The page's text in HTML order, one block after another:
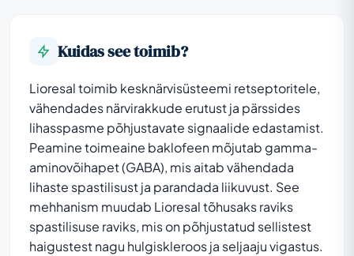
Kuidas see toimib?
Lioresal toimib kesknärvisüsteemi retseptoritele,
vähendades närvirakkude erutust ja pärssides
lihasspasme põhjustavate signaalide edastamist.
Peamine toimeaine baklofeen mõjutab gamma-
aminovõihapet (GABA), mis aitab vähendada
lihaste spastilisust ja parandada liikuvust. See
mehhanism muudab Lioresal tõhusaks raviks
spastilisuse raviks, mis on põhjustatud sellistest
haigustest nagu hulgiskleroos ja seljaaju vigastus.